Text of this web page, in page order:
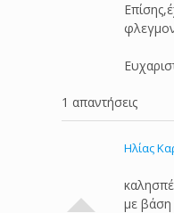
1 απαντήσεις
Ηλίας
με βάση